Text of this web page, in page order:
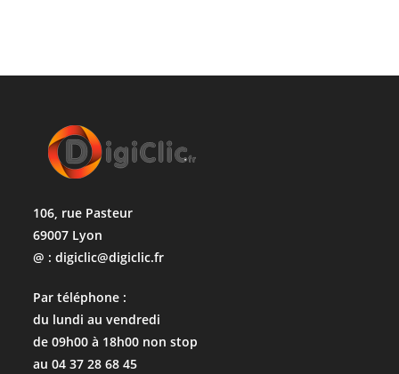
106, rue Pasteur
69007 Lyon
@ : digiclic@digiclic.fr
Par téléphone :
du lundi au vendredi
de 09h00 à 18h00 non stop
au 04 37 28 68 45